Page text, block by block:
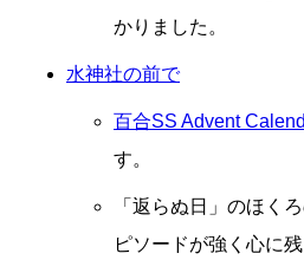
かりました。
水神社の前で
百合SS Advent
す。
「返らぬ日」のほく
ピソードが強く心に残